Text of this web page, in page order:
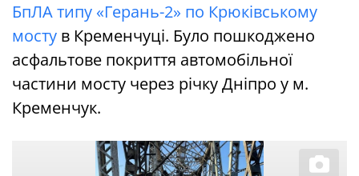
БпЛА типу «Герань-2» по Крюківському
мосту в Кременчуці. Було пошкоджено
асфальтове покриття автомобільної
частини мосту через річку Дніпро у м.
Кременчук.